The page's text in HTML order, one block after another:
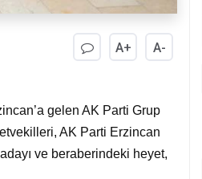
A+ A-
gelen AK Parti Grup
AK Parti Erzincan
ve beraberindeki heyet,